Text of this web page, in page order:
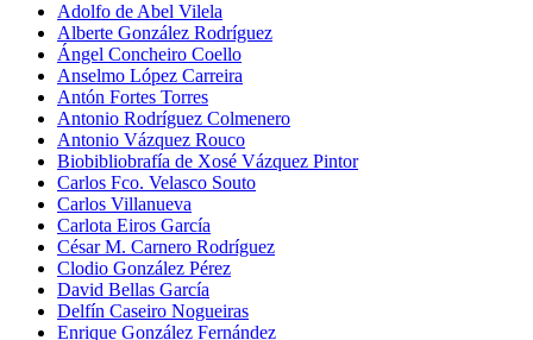
Adolfo de Abel Vilela
Alberte González Rodríguez
Ángel Concheiro Coello
Anselmo López Carreira
Antón Fortes Torres
Antonio Rodríguez Colmenero
Antonio Vázquez Rouco
Biobibliobrafía de Xosé Vázquez Pintor
Carlos Fco. Velasco Souto
Carlos Villanueva
Carlota Eiros García
César M. Carnero Rodríguez
Clodio González Pérez
David Bellas García
Delfín Caseiro Nogueiras
Enrique González Fernández